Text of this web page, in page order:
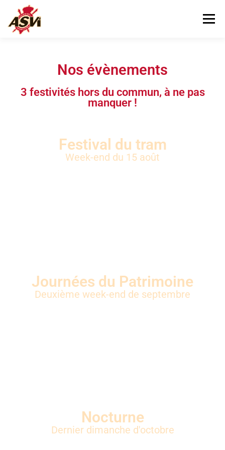
Menu
NOUS AIDER CONTACT
Nos évènements
3 festivités hors du commun, à ne pas
manquer !
Festival du tram
Week-end du 15 août
Journées du Patrimoine
Deuxième week-end de septembre
Nocturne
Dernier dimanche d'octobre